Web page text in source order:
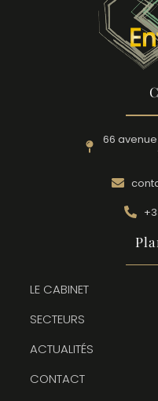
66
LE CABINET
SECTEURS
ACTUALITÉS
CONTACT